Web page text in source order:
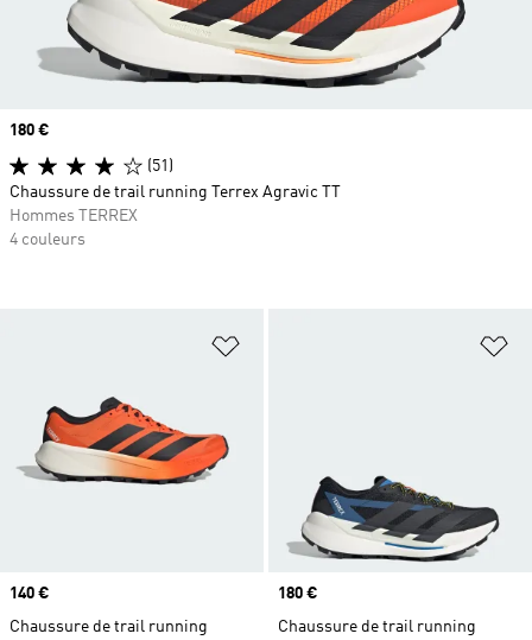
Ajouter à la Liste de produits
Prix
140 €
Chaussure de trail running
Prix
180 €
Chaussure de trail running
Prix
180 €
(51)
Chaussure de trail running Terrex Agravic TT
Hommes TERREX
4 couleurs